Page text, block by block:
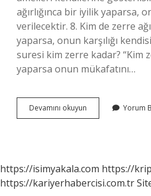
ağırlığınca bir iyilik yaparsa,
verilecektir. 8. Kim de zerre
yaparsa, onun karşılığı
suresi kim zerre kadar? “Kim
yaparsa onun mükafatını…
Devamını okuyun
Kim
Yorum
https://isimyakala.com https://
https://kariyerhabercisi.com.tr